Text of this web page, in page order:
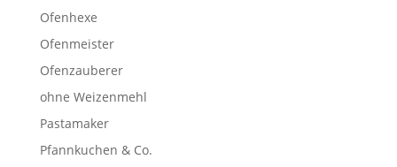
Ofenhexe
Ofenmeister
Ofenzauberer
ohne Weizenmehl
Pastamaker
Pfannkuchen & Co.